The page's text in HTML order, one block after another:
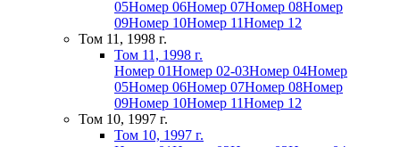
05Номер 06Номер 07Номер 08Номер
09Номер 10Номер 11Номер 12
Том 11, 1998 г.
Том 11, 1998 г.
Номер 01Номер 02-03Номер 04Номер
05Номер 06Номер 07Номер 08Номер
09Номер 10Номер 11Номер 12
Том 10, 1997 г.
Том 10, 1997 г.